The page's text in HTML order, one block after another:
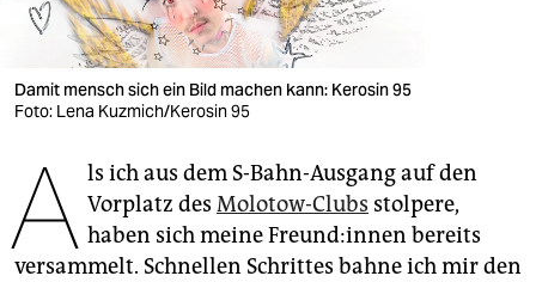
veranstaltungen
fragen & hilfe
unterstützen
abo
genossenschaft
Damit mensch sich ein Bild machen kann: Kerosin 95
Foto: Lena Kuzmich/Kerosin 95
A ls ich aus dem S-Bahn-Ausgang auf den
Vorplatz des Molotow-Clubs stolpere,
haben sich meine Freun­d:in­nen bereits
versammelt. Schnellen Schrittes bahne ich mir den